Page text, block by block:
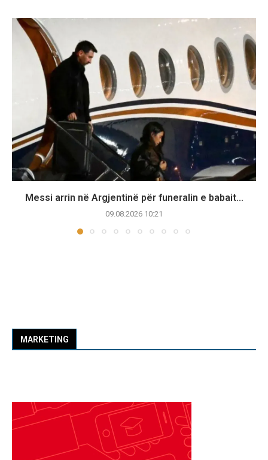
Messi arrin në Argjentinë për funeralin e babait...
09.08.2026 10:21
MARKETING